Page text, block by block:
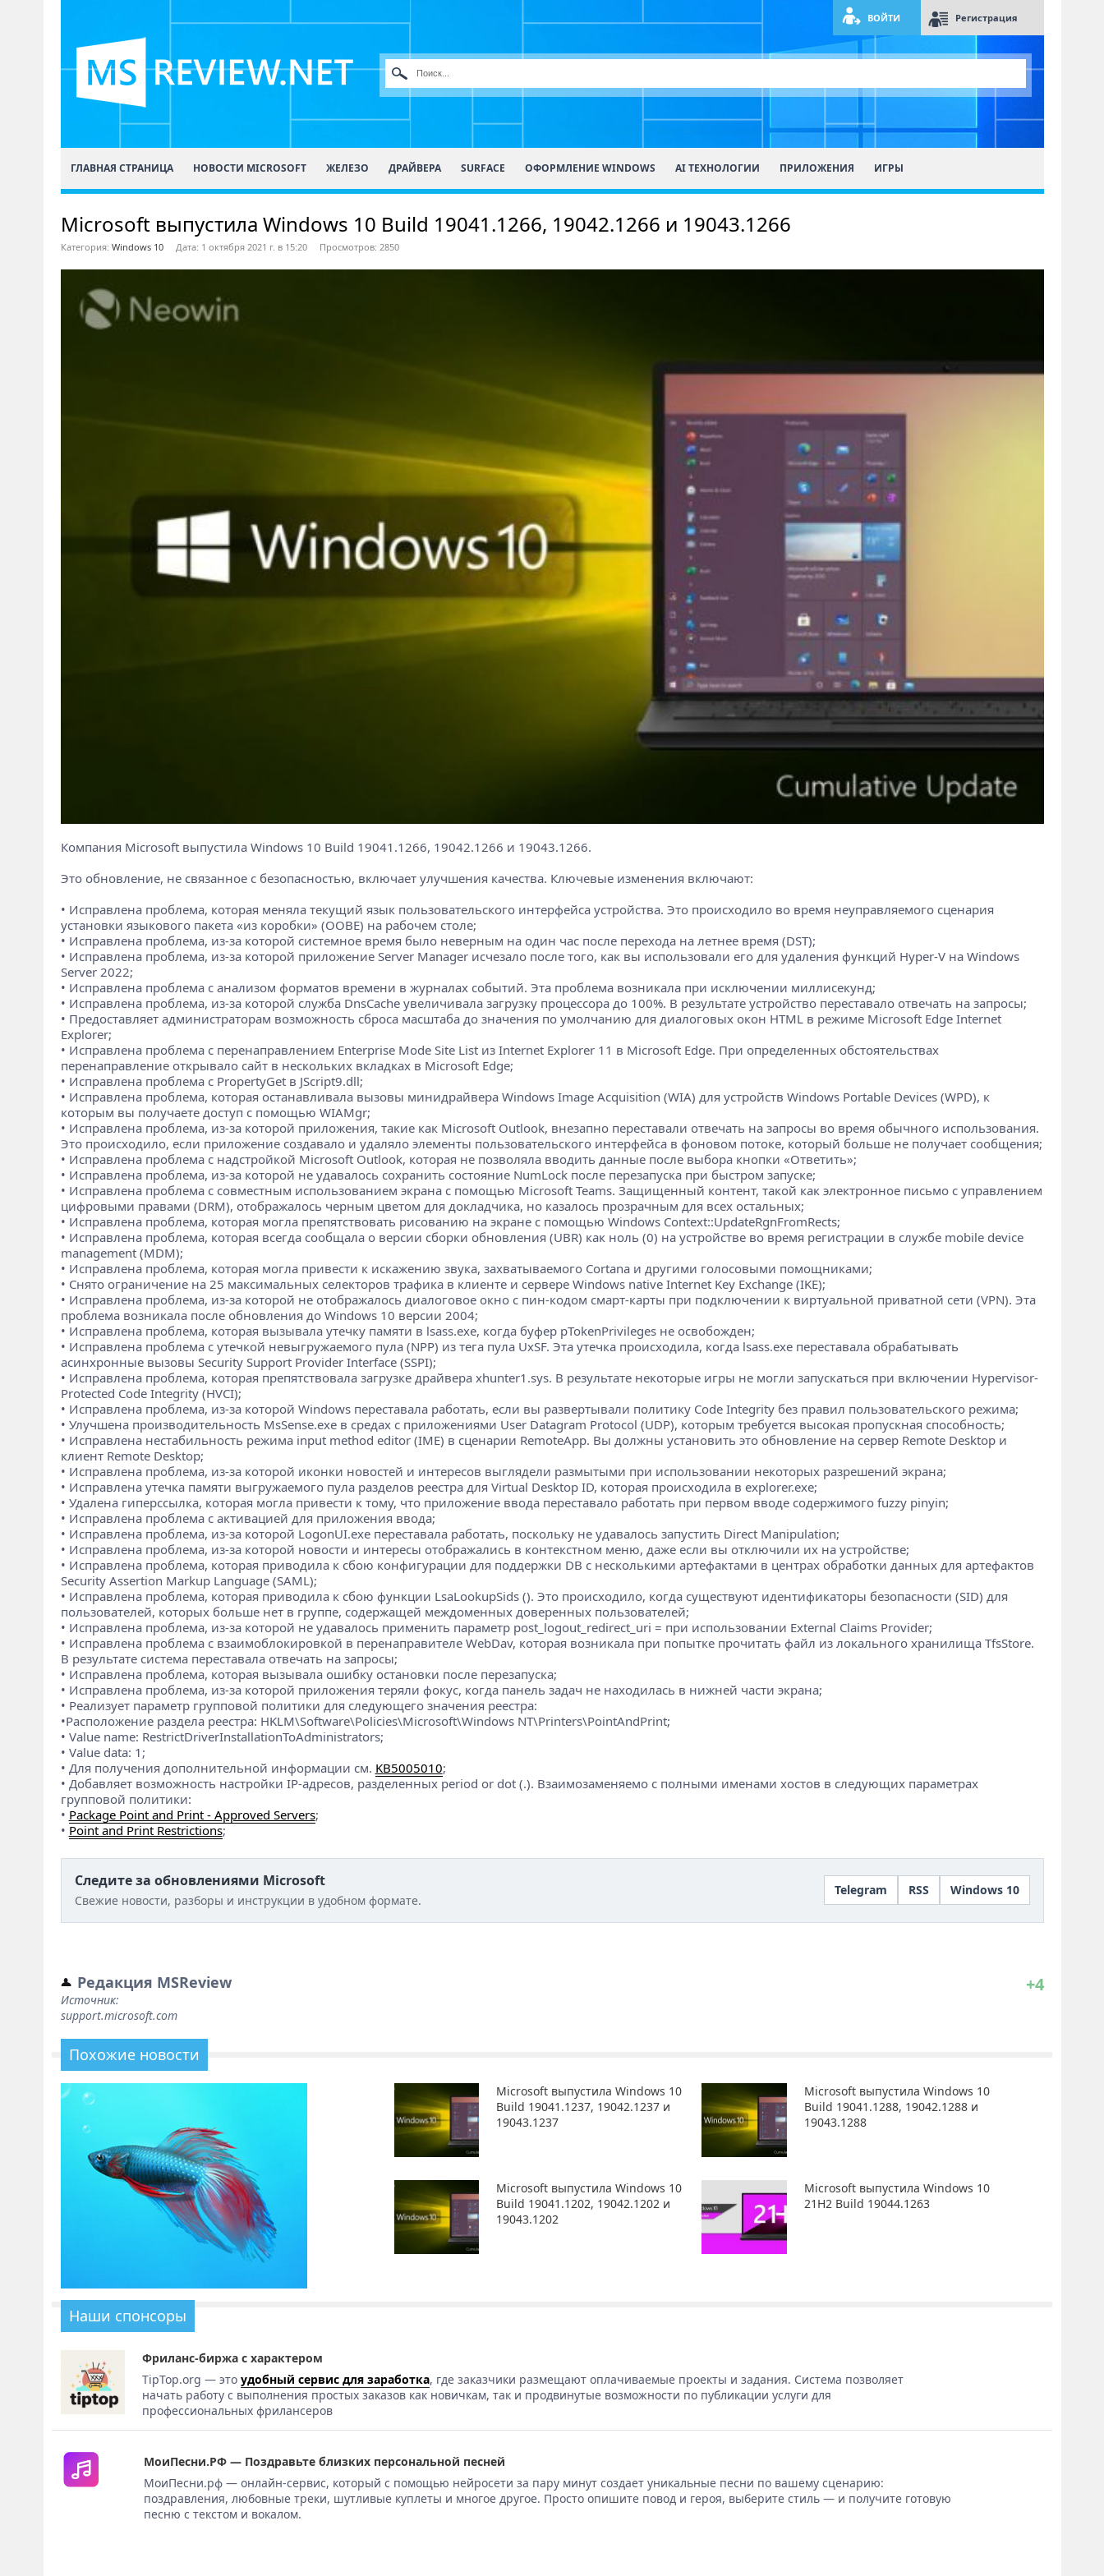
ВОЙТИ Регистрация
ГЛАВНАЯ СТРАНИЦА НОВОСТИ MICROSOFT ЖЕЛЕЗО ДРАЙВЕРА SURFACE ОФОРМЛЕНИЕ WINDOWS AI ТЕХНОЛОГИИ ПРИЛОЖЕНИЯ ИГРЫ
Microsoft выпустила Windows 10 Build 19041.1266, 19042.1266 и 19043.1266
Категория: Windows 10 Дата: 1 октября 2021 г. в 15:20 Просмотров: 2850
Компания Microsoft выпустила Windows 10 Build 19041.1266, 19042.1266 и 19043.1266.
Это обновление, не связанное с безопасностью, включает улучшения качества. Ключевые изменения включают:
• Исправлена проблема, которая меняла текущий язык пользовательского интерфейса устройства. Это происходило во время неуправляемого сценария
установки языкового пакета «из коробки» (OOBE) на рабочем столе;
• Исправлена проблема, из-за которой системное время было неверным на один час после перехода на летнее время (DST);
• Исправлена проблема, из-за которой приложение Server Manager исчезало после того, как вы использовали его для удаления функций Hyper-V на Windows
Server 2022;
• Исправлена проблема с анализом форматов времени в журналах событий. Эта проблема возникала при исключении миллисекунд;
• Исправлена проблема, из-за которой служба DnsCache увеличивала загрузку процессора до 100%. В результате устройство переставало отвечать на запросы;
• Предоставляет администраторам возможность сброса масштаба до значения по умолчанию для диалоговых окон HTML в режиме Microsoft Edge Internet
Explorer;
• Исправлена проблема с перенаправлением Enterprise Mode Site List из Internet Explorer 11 в Microsoft Edge. При определенных обстоятельствах
перенаправление открывало сайт в нескольких вкладках в Microsoft Edge;
• Исправлена проблема с PropertyGet в JScript9.dll;
• Исправлена проблема, которая останавливала вызовы минидрайвера Windows Image Acquisition (WIA) для устройств Windows Portable Devices (WPD), к
которым вы получаете доступ с помощью WIAMgr;
• Исправлена проблема, из-за которой приложения, такие как Microsoft Outlook, внезапно переставали отвечать на запросы во время обычного использования.
Это происходило, если приложение создавало и удаляло элементы пользовательского интерфейса в фоновом потоке, который больше не получает сообщения;
• Исправлена проблема с надстройкой Microsoft Outlook, которая не позволяла вводить данные после выбора кнопки «Ответить»;
• Исправлена проблема, из-за которой не удавалось сохранить состояние NumLock после перезапуска при быстром запуске;
• Исправлена проблема с совместным использованием экрана с помощью Microsoft Teams. Защищенный контент, такой как электронное письмо с управлением
цифровыми правами (DRM), отображалось черным цветом для докладчика, но казалось прозрачным для всех остальных;
• Исправлена проблема, которая могла препятствовать рисованию на экране с помощью Windows Context::UpdateRgnFromRects;
• Исправлена проблема, которая всегда сообщала о версии сборки обновления (UBR) как ноль (0) на устройстве во время регистрации в службе mobile device
management (MDM);
• Исправлена проблема, которая могла привести к искажению звука, захватываемого Cortana и другими голосовыми помощниками;
• Снято ограничение на 25 максимальных селекторов трафика в клиенте и сервере Windows native Internet Key Exchange (IKE);
• Исправлена проблема, из-за которой не отображалось диалоговое окно с пин-кодом смарт-карты при подключении к виртуальной приватной сети (VPN). Эта
проблема возникала после обновления до Windows 10 версии 2004;
• Исправлена проблема, которая вызывала утечку памяти в lsass.exe, когда буфер pTokenPrivileges не освобожден;
• Исправлена проблема с утечкой невыгружаемого пула (NPP) из тега пула UxSF. Эта утечка происходила, когда lsass.exe переставала обрабатывать
асинхронные вызовы Security Support Provider Interface (SSPI);
• Исправлена проблема, которая препятствовала загрузке драйвера xhunter1.sys. В результате некоторые игры не могли запускаться при включении Hypervisor-
Protected Code Integrity (HVCI);
• Исправлена проблема, из-за которой Windows переставала работать, если вы развертывали политику Code Integrity без правил пользовательского режима;
• Улучшена производительность MsSense.exe в средах с приложениями User Datagram Protocol (UDP), которым требуется высокая пропускная способность;
• Исправлена нестабильность режима input method editor (IME) в сценарии RemoteApp. Вы должны установить это обновление на сервер Remote Desktop и
клиент Remote Desktop;
• Исправлена проблема, из-за которой иконки новостей и интересов выглядели размытыми при использовании некоторых разрешений экрана;
• Исправлена утечка памяти выгружаемого пула разделов реестра для Virtual Desktop ID, которая происходила в explorer.exe;
• Удалена гиперссылка, которая могла привести к тому, что приложение ввода переставало работать при первом вводе содержимого fuzzy pinyin;
• Исправлена проблема с активацией для приложения ввода;
• Исправлена проблема, из-за которой LogonUI.exe переставала работать, поскольку не удавалось запустить Direct Manipulation;
• Исправлена проблема, из-за которой новости и интересы отображались в контекстном меню, даже если вы отключили их на устройстве;
• Исправлена проблема, которая приводила к сбою конфигурации для поддержки DB с несколькими артефактами в центрах обработки данных для артефактов
Security Assertion Markup Language (SAML);
• Исправлена проблема, которая приводила к сбою функции LsaLookupSids (). Это происходило, когда существуют идентификаторы безопасности (SID) для
пользователей, которых больше нет в группе, содержащей междоменных доверенных пользователей;
• Исправлена проблема, из-за которой не удавалось применить параметр post_logout_redirect_uri = при использовании External Claims Provider;
• Исправлена проблема с взаимоблокировкой в перенаправителе WebDav, которая возникала при попытке прочитать файл из локального хранилища TfsStore.
В результате система переставала отвечать на запросы;
• Исправлена проблема, которая вызывала ошибку остановки после перезапуска;
• Исправлена проблема, из-за которой приложения теряли фокус, когда панель задач не находилась в нижней части экрана;
• Реализует параметр групповой политики для следующего значения реестра:
•Расположение раздела реестра: HKLM\Software\Policies\Microsoft\Windows NT\Printers\PointAndPrint;
• Value name: RestrictDriverInstallationToAdministrators;
• Value dаta: 1;
• Для получения дополнительной информации см. KB5005010;
• Добавляет возможность настройки IP-адресов, разделенных period or dot (.). Взаимозаменяемо с полными именами хостов в следующих параметрах
групповой политики:
• Package Point and Print - Approved Servers;
• Point and Print Restrictions;
Следите за обновлениями Microsoft
Свежие новости, разборы и инструкции в удобном формате.
Telegram RSS Windows 10
Редакция MSReview
Источник:
support.microsoft.com
+4
Похожие новости
Microsoft выпустила Windows 10
Build 19041.1237, 19042.1237 и
19043.1237
Microsoft выпустила Windows 10
Build 19041.1288, 19042.1288 и
19043.1288
Microsoft выпустила Windows 10
Build 19041.1202, 19042.1202 и
19043.1202
Microsoft выпустила Windows 10
21H2 Build 19044.1263
Наши спонсоры
Фриланс-биржа с характером
TipTop.org — этоудобный сервис для заработка, где заказчики размещают оплачиваемые проекты и задания. Система позволяет
начать работу с выполнения простых заказов как новичкам, так и продвинутые возможности по публикации услуги для
профессиональных фрилансеров
МоиПесни.РФ — Поздравьте близких персональной песней
МоиПесни.рф — онлайн-сервис, который с помощью нейросети за пару минут создает уникальные песни по вашему сценарию:
поздравления, любовные треки, шутливые куплеты и многое другое. Просто опишите повод и героя, выберите стиль — и получите готовую
песню с текстом и вокалом.